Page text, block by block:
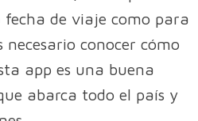
de viaje como para
conocer cómo
app es una buena
abarca todo el país y